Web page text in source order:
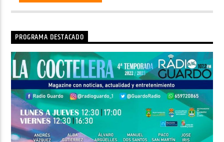
PROGRAMA DESTACADO